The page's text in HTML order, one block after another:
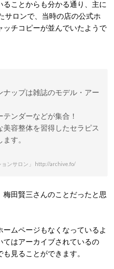
ことからも分かる通り、主に
サロンで、当時の店の公式ホ
チコピーが並んでいたようで
ップは雑誌のモデル・アー
ンダーなどが集合！
容整体を習得したセラピス
す。
ンサロン」 http://archive.fo/
田賢三さんのことだったと思
ムページもなくなっているよ
てはアーカイブされているの
見ることができます。